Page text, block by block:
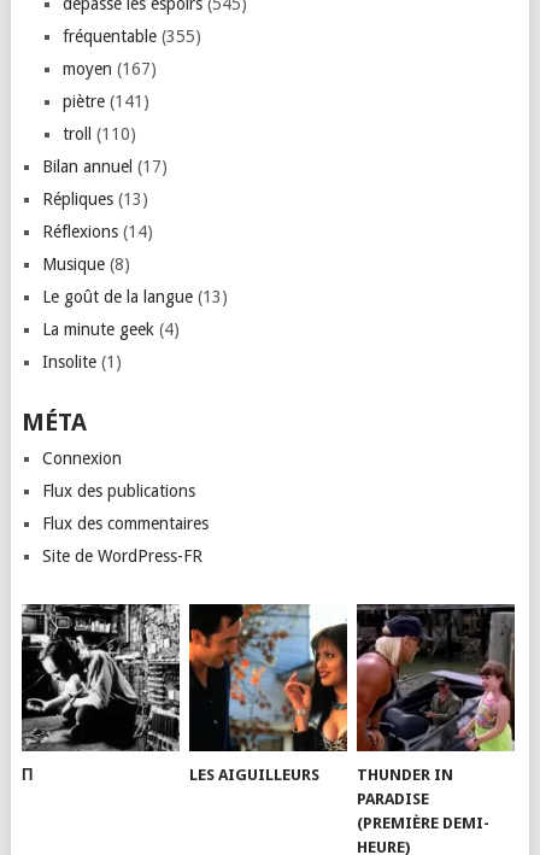
dépasse les espoirs(545)
fréquentable(355)
moyen (167)
piètre(141)
troll
(110)
Bilan annuel (17)
Répliques(13)
Réflexions(14)
Musique(8)
Le goût de la langue(13)
La minute geek(4)
Insolite(1)
MÉTA
Connexion
Flux des publications
Flux des commentaires
Site de WordPress-FR
Π LES AIGUILLEURS
THUNDER IN
PARADISE
(PREMIÈRE DEMI-
HEURE)